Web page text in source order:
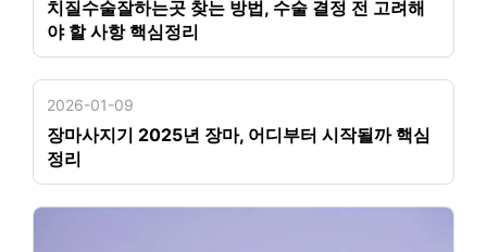
치질수술잘하는곳 찾는 방법, 수술 결정 전 고려해
야 할 사항 핵심정리
2026-01-09
장마사지기 2025년 장마, 어디부터 시작될까 핵심
정리